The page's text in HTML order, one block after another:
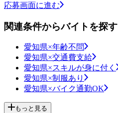
応募画面に進む
関連条件からバイトを探す
愛知県×年齢不問
愛知県×交通費支給
愛知県×スキルが身に付く
愛知県×制服あり
愛知県×バイク通勤OK
もっと見る